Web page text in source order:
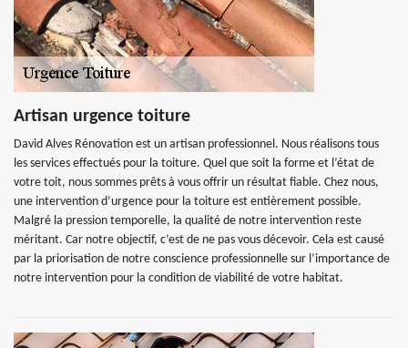
Artisan urgence toiture
David Alves Rénovation est un artisan professionnel. Nous réalisons tous
les services effectués pour la toiture. Quel que soit la forme et l’état de
votre toit, nous sommes prêts à vous offrir un résultat fiable. Chez nous,
une intervention d’urgence pour la toiture est entièrement possible.
Malgré la pression temporelle, la qualité de notre intervention reste
méritant. Car notre objectif, c’est de ne pas vous décevoir. Cela est causé
par la priorisation de notre conscience professionnelle sur l’importance de
notre intervention pour la condition de viabilité de votre habitat.